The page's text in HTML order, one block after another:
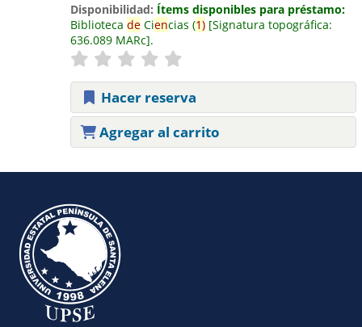
Disponibilidad: Ítems disponibles para préstamo:
Biblioteca deCiencias (1) Signatura topográfica:
636.089 MARc .
Hacer reserva
Agregar al carrito